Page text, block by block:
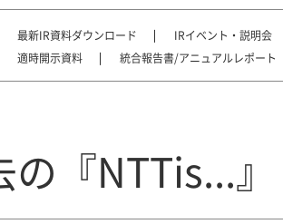
最新IR資料ダウンロード IRイベント・説明会
適時開示資料
統合報告書/アニュアルレポート
の『NTTis...』